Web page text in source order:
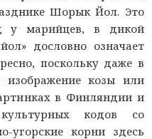
Шорык Йол. Это
у марийцев, в дикой
дословно означает
поскольку даже в
козы или
в Финляндии и
кодов со
угорские корни здесь